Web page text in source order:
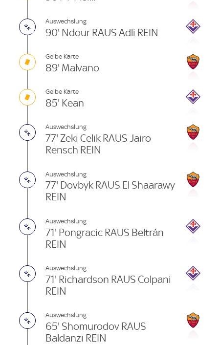
Auswechslung
90' Ndour RAUS Adli REIN
Gelbe Karte
89' Malvano
Gelbe Karte
85' Kean
Auswechslung
77' Zeki Celik RAUS Jairo
Rensch REIN
Auswechslung
77' Dovbyk RAUS El Shaarawy
REIN
Auswechslung
71' Pongracic RAUS Beltrán
REIN
Auswechslung
71' Richardson RAUS Colpani
REIN
Auswechslung
65' Shomurodov RAUS
Baldanzi REIN